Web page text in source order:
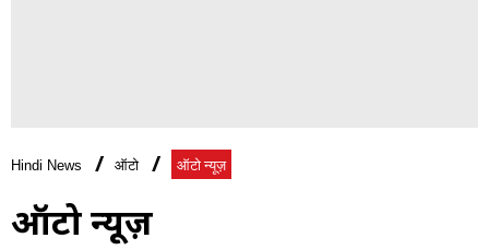
Hindi News ऑटो ऑटो न्यूज़
ऑटो न्यूज़